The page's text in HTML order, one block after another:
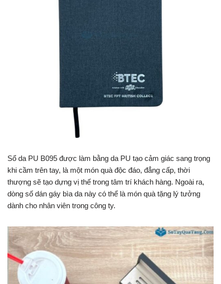
Sổ da PU B095 được làm bằng da PU tạo cảm giác sang trọng
khi cầm trên tay, là một món quà độc đáo, đẳng cấp, thời
thượng sẽ tạo dựng vị thế trong tâm trí khách hàng. Ngoài ra,
dòng số dán gáy bìa da này có thể là món quà tặng lý tưởng
dành cho nhân viên trong công ty.